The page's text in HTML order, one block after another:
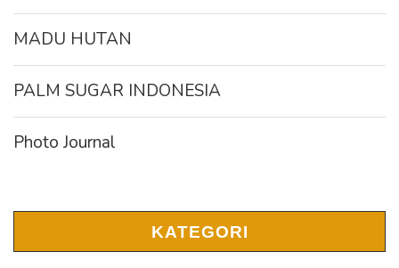
MADU HUTAN
PALM SUGAR INDONESIA
Photo Journal
KATEGORI